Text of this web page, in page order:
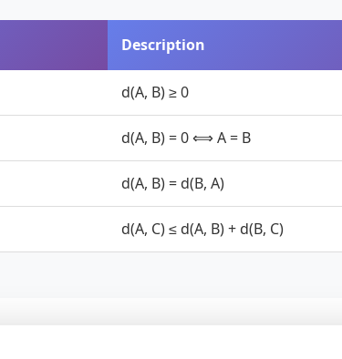
Description
d(A, B) ≥ 0
d(A, B) = 0 ⟺ A = B
d(A, B) = d(B, A)
d(A, C) ≤ d(A, B) + d(B, C)